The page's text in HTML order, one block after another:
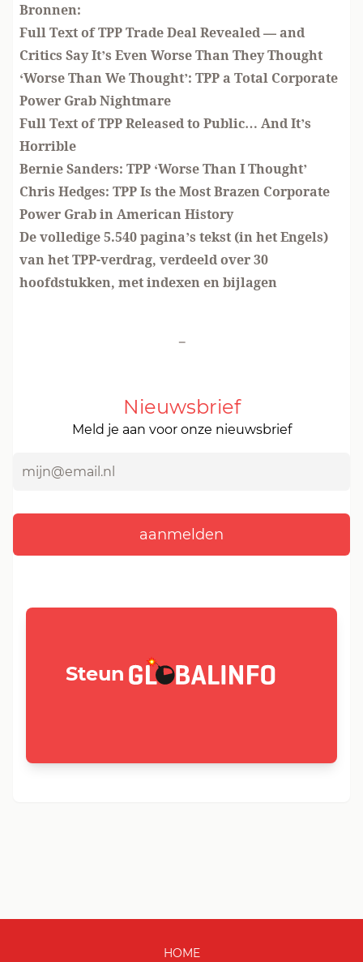
Bronnen:
Full Text of TPP Trade Deal Revealed — and
Critics Say It’s Even Worse Than They Thought
‘Worse Than We Thought’: TPP a Total Corporate
Power Grab Nightmare
Full Text of TPP Released to Public… And It’s
Horrible
Bernie Sanders: TPP ‘Worse Than I Thought’
Chris Hedges: TPP Is the Most Brazen Corporate
Power Grab in American History
De volledige 5.540 pagina’s tekst (in het Engels)
van het TPP-verdrag, verdeeld over 30
hoofdstukken, met indexen en bijlagen
-
Nieuwsbrief
Meld je aan voor onze nieuwsbrief
Steun GLOBALINFO.nl
HOME